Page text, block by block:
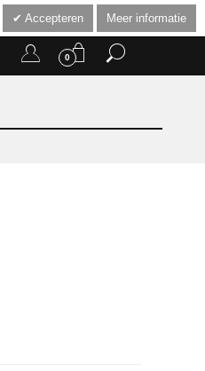
Accepteren Meer informatie
0